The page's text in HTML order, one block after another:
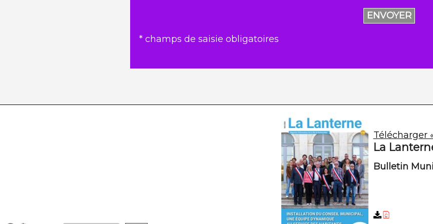
ENVOYER
* champs de saisie obligatoires
Télécharger
La
Bulletin